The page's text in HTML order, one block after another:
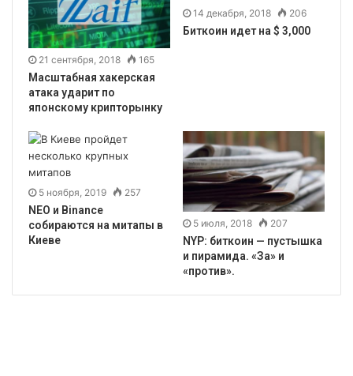
21 сентября, 2018 165
Масштабная хакерская
атака ударит по
японскому крипторынку
14 декабря, 2018 206
Биткоин идет на $ 3,000
5 ноября, 2019 257
NEO и Binance
собираются на митапы в
Киеве
5 июля, 2018 207
NYP: биткоин — пустышка
и пирамида. «За» и
«против».